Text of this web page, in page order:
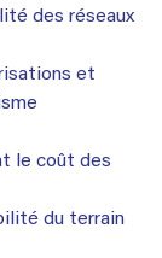
des réseaux
et
le coût des
du terrain